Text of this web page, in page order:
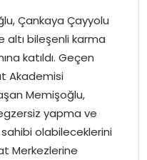
Çankaya Çayyolu
altı bileşenli karma
katıldı. Geçen
Akademisi
Memişoğlu,
yapma ve
olabileceklerini
Merkezlerine